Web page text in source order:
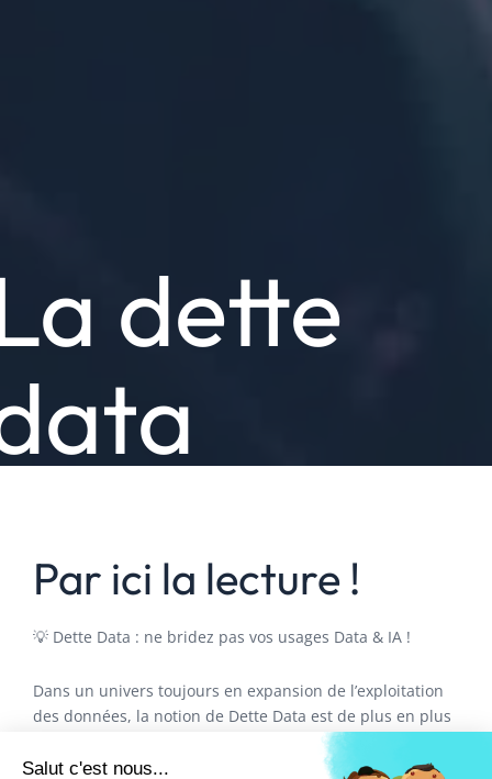
dette
Par ici la lecture !
💡 Dette Data : ne bridez pas vos usages Data & IA !
Dans un univers toujours en expansion de l’exploitation
des données, la notion de Dette Data est de plus en plus
saillante. Similaire à la dette technique en
développement logiciel, la Dette Data se réfère à